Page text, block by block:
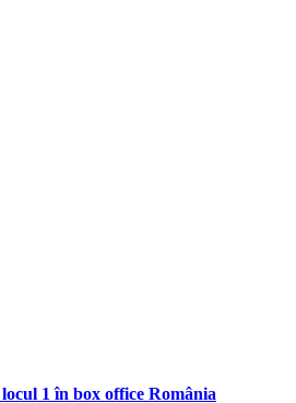
1 în box office România